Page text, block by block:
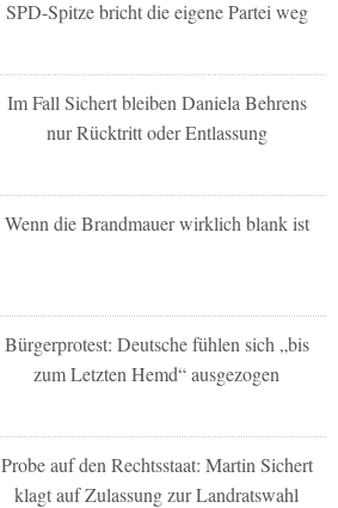
SPD-Spitze bricht die eigene Partei weg
Im Fall Sichert bleiben Daniela Behrens
nur Rücktritt oder Entlassung
Wenn die Brandmauer wirklich blank ist
Bürgerprotest: Deutsche fühlen sich „bis
zum Letzten Hemd“ ausgezogen
Probe auf den Rechtsstaat: Martin Sichert
klagt auf Zulassung zur Landratswahl